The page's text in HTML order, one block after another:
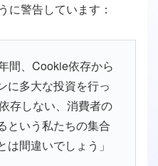
に警告しています：
間、Cookie依存から
に多大な投資を行っ
存しない、消費者の
という私たちの集合
間違いでしょう」